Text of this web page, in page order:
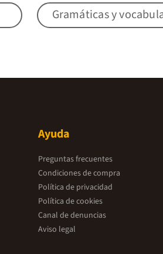
Gramáticas y
Ayuda
Preguntas frecuentes
Condiciones de compra
Política de privacidad
Política de cookies
Canal de denuncias
Aviso legal